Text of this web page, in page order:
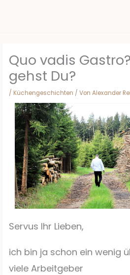
Quo vadis
gehst Du?
/ Küchengeschichten / VonAlexander
Servus Ihr Lieben,
ich bin ja schon ein wenig
viele Arbeitgeber